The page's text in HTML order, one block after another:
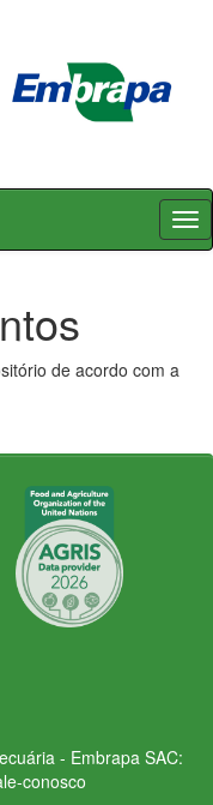
de acordo com a
- Embrapa SAC:
conosco